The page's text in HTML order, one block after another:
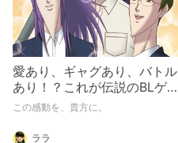
愛あり、ギャグあり、バトル
あり！？これが伝説のBLゲー
ム『学園ハンサム』だ！！
この感動を、貴方に。
ララ